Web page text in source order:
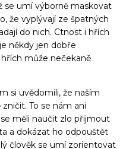
se umí výborně maskovat
že vyplývají ze špatných
do nich. Ctnost i hřích
někdy jen dobře
může nečekaně
si uvědomili, že naším
To se nám ani
měli naučit zlo přijmout
a dokázat ho odpouštět
člověk se umí zorientovat